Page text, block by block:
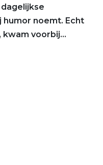
noemt. Echt
kwam voorbij…